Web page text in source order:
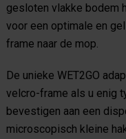
gesloten vlakke bodem
voor een optimale en
frame naar de mop.
De unieke WET2GO
velcro-frame als u enig
bevestigen aan een
microscopisch kleine